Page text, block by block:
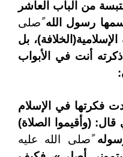
من الباب العاشر
رسول اللهًصلى
الإسلامية(الخلافة)، بل
أنت في الأبواب
فكرتها في الإسلام
(وأقيموا الصلاة)
ًصلى الله عليه